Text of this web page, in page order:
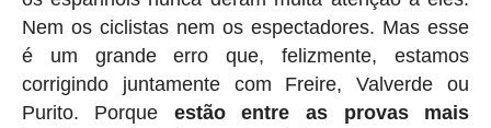
Nem os ciclistas nem os espectadores. Mas esse
é um grande erro que, felizmente, estamos
corrigindo juntamente com Freire, Valverde ou
Purito. Porque estão entre as provas mais